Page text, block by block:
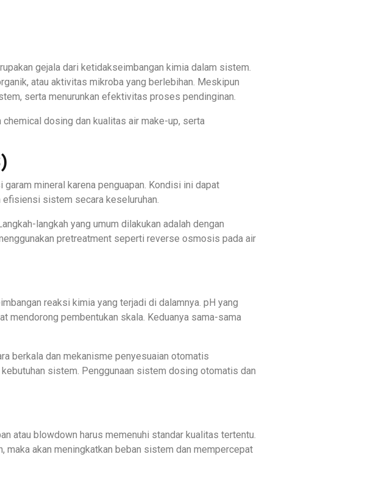
gejala dari ketidakseimbangan kimia dalam sistem.
atau aktivitas mikroba yang berlebihan. Meskipun
serta menurunkan efektivitas proses pendinginan.
dosing dan kualitas air make-up, serta
mineral karena penguapan. Kondisi ini dapat
efisiensi sistem secara keseluruhan.
langkah yang umum dilakukan adalah dengan
pretreatment seperti reverse osmosis pada air
reaksi kimia yang terjadi di dalamnya. pH yang
mendorong pembentukan skala. Keduanya sama-sama
berkala dan mekanisme penyesuaian otomatis
sistem. Penggunaan sistem dosing otomatis dan
atau blowdown harus memenuhi standar kualitas tertentu.
maka akan meningkatkan beban sistem dan mempercepat